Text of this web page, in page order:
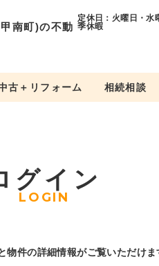
南町)の不動
定休日：火曜日・水
季休暇
古＋リフォーム 相続相談
グイン
LOGIN
件の詳細情報がご覧いただけま